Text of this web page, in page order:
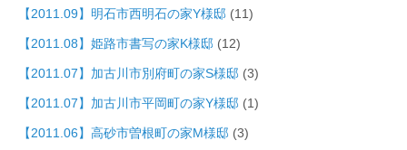
【2011.09】明石市西明石の家Y様邸 (11)
【2011.08】姫路市書写の家K様邸 (12)
【2011.07】加古川市別府町の家S様邸 (3)
【2011.07】加古川市平岡町の家Y様邸 (1)
【2011.06】高砂市曽根町の家M様邸 (3)